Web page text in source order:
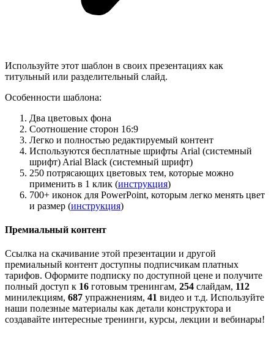
Используйте этот шаблон в своих презентациях как
титульный или разделительный слайд.
Особенности шаблона:
Два цветовых фона
Соотношение сторон 16:9
Легко и полностью редактируемый контент
Используются бесплатные шрифты Arial (системный
шрифт) Arial Black (системный шрифт)
250 потрясающих цветовых тем, которые можно
применить в 1 клик (инструкция)
700+ иконок для PowerPoint, которым легко менять цвет
и размер (инструкция)
Премиальный контент
Ссылка на скачивание этой презентации и другой
премиальный контент доступны подписчикам платных
тарифов. Оформите подписку по доступной цене и получите
полный доступ к 16 готовым тренингам, 254 слайдам, 112
минилекциям, 687 упражнениям, 41 видео и т.д. Используйте
наши полезные материалы как детали конструктора и
создавайте интересные тренинги, курсы, лекции и вебинары!